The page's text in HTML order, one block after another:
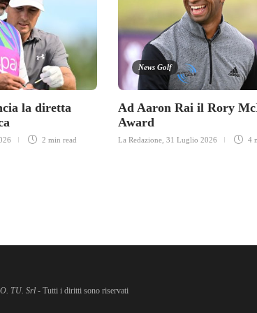
la diretta
2 min read
News Golf
Ad Aaron Rai il Rory
Award
La Redazione, 31 Luglio 2026 4
TU. Srl - Tutti i diritti sono riservati